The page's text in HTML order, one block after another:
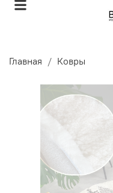
Главная Ковры